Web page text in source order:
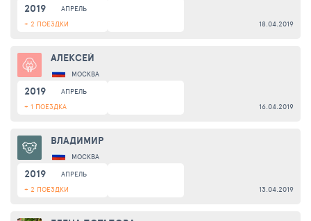
2019
АПРЕЛЬ
+ 2 ПОЕЗДКИ
18.04.2019
АЛЕКСЕЙ
МОСКВА
2019
АПРЕЛЬ
+ 1 ПОЕЗДКА
16.04.2019
ВЛАДИМИР
МОСКВА
2019
АПРЕЛЬ
+ 2 ПОЕЗДКИ
13.04.2019